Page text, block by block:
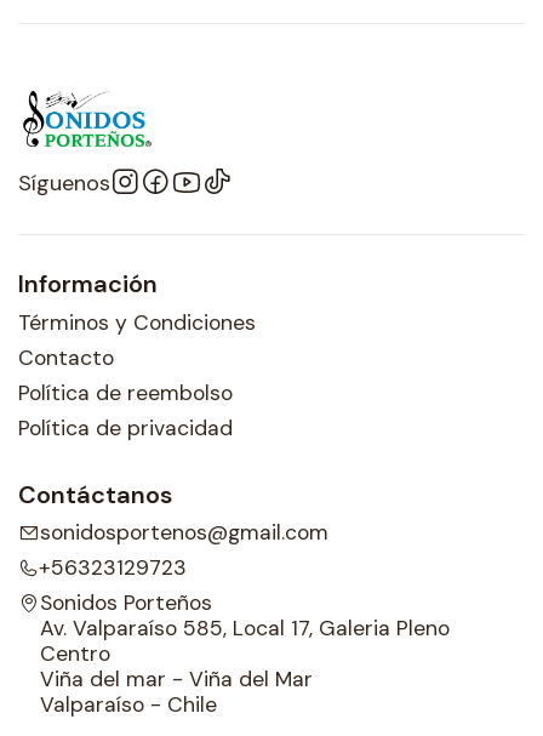
Síguenos
Información
Términos y Condiciones
Contacto
Política de reembolso
Política de privacidad
Contáctanos
sonidosportenos@gmail.com
+56323129723
Sonidos Porteños
Av. Valparaíso 585, Local 17, Galeria Pleno
Centro
Viña del mar - Viña del Mar
Valparaíso - Chile